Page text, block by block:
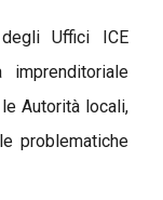
Uffici ICE
Autorità locali,
problematiche